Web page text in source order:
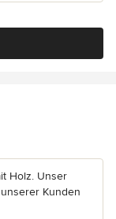
Holz. Unser
Kunden